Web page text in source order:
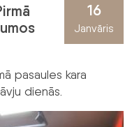
16
Janvāris
pasaules kara
dienās.